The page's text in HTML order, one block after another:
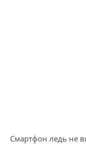
Смартфон ледь не